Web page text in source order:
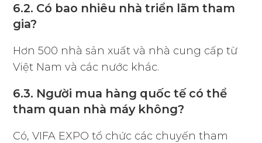
6.2. Có bao nhiêu nhà triển lãm tham
gia?
Hơn 500 nhà sản xuất và nhà cung cấp từ
Việt Nam và các nước khác.
6.3. Người mua hàng quốc tế có thể
tham quan nhà máy không?
Có, VIFA EXPO tổ chức các chuyến tham